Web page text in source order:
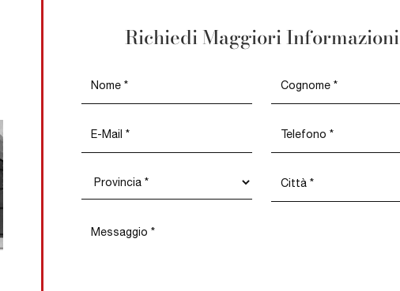
Richiedi Maggiori Informazioni